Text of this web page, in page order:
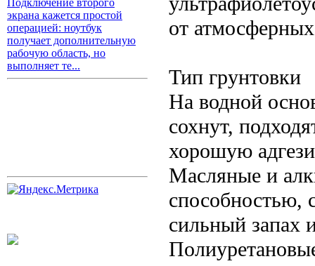
Подключение второго
экрана кажется простой
операцией: ноутбук
получает дополнительную
рабочую область, но
выполняет те...
от
Тип грунтовки
На водной
сохнут,
хорошую
Масляные и
способностью,
сильный запах